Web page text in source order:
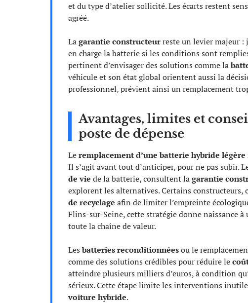
et du type d’atelier sollicité. Les écarts restent
agréé.
Lagarantie constructeurreste un levier majeur :
en charge la batterie si les conditions sont
pertinent d’envisager des solutions comme la
véhicule et son état global orientent aussi la
professionnel, prévient ainsi un remplacement
Avantages, limites et
poste de dépense
Leremplacement d’une batterie hybride légère
Il s’agit avant tout d’anticiper, pour ne pas subir.
de vie de la batterie, consultent lagarantie
explorent les alternatives. Certains constructeurs,
de recyclage afin de limiter l’empreinte
Flins-sur-Seine, cette stratégie donne naissance
toute la chaîne de valeur.
Lesbatteries reconditionnéesou le
comme des solutions crédibles pour réduire le
atteindre plusieurs milliers d’euros, à condition
sérieux. Cette étape limite les interventions
voiture hybride.